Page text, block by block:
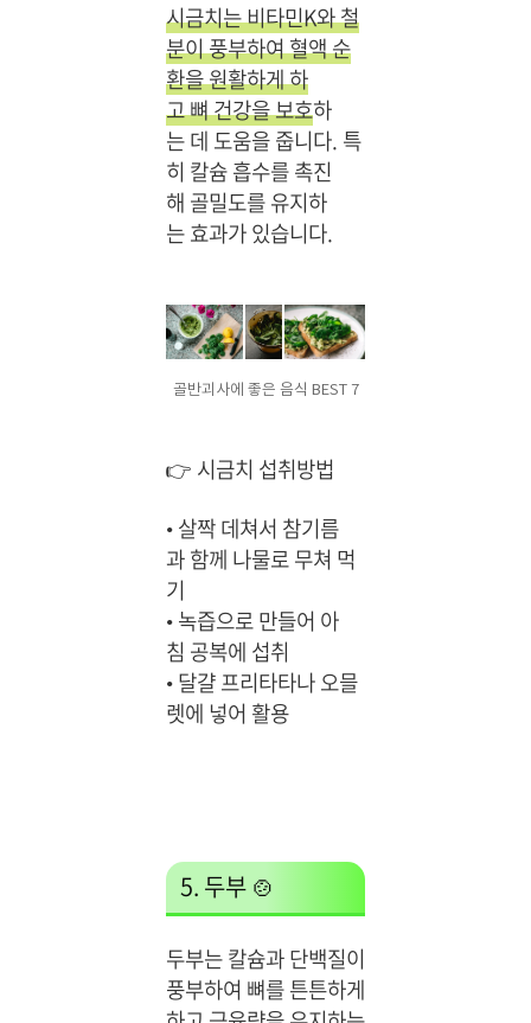
시금치는 비타민K와 철
분이 풍부하여 혈액 순
환을 원활하게 하
고 뼈 건강을 보호하
는 데 도움을 줍니다. 특
히 칼슘 흡수를 촉진
해 골밀도를 유지하
는 효과가 있습니다.
골반괴사에 좋은 음식 BEST 7
👉 시금치 섭취방법
•살짝 데쳐서 참기름
과 함께 나물로 무쳐 먹
기
•녹즙으로 만들어 아
침 공복에 섭취
•달걀 프리타타나 오믈
렛에 넣어 활용
5. 두부 🍲
두부는 칼슘과 단백질이
풍부하여 뼈를 튼튼하게